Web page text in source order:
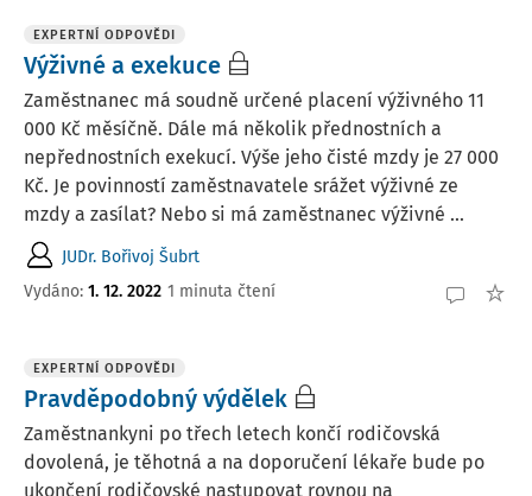
EXPERTNÍ ODPOVĚDI
Výživné a exekuce
Zaměstnanec má soudně určené placení výživného 11
000 Kč měsíčně. Dále má několik přednostních a
nepřednostních exekucí. Výše jeho čisté mzdy je 27 000
Kč. Je povinností zaměstnavatele srážet výživné ze
mzdy a zasílat? Nebo si má zaměstnanec výživné ...
JUDr. Bořivoj Šubrt
Vydáno: 1. 12. 2022 1 minuta čtení
EXPERTNÍ ODPOVĚDI
Pravděpodobný výdělek
Zaměstnankyni po třech letech končí rodičovská
dovolená, je těhotná a na doporučení lékaře bude po
ukončení rodičovské nastupovat rovnou na